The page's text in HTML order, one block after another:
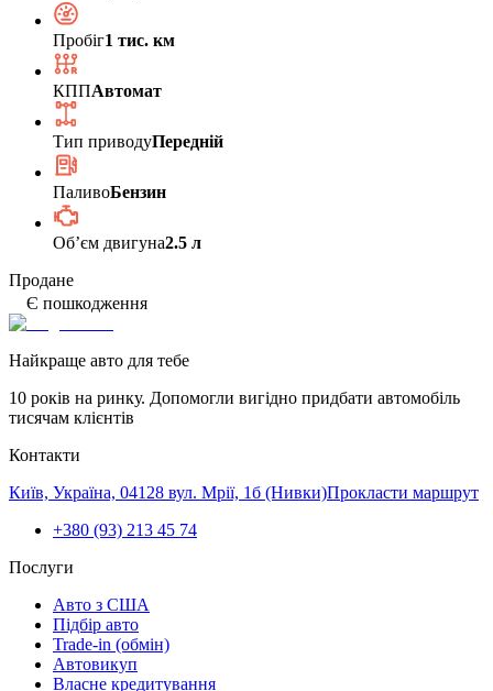
Пробіг1 тис. км
КППАвтомат
Тип приводуПередній
ПаливоБензин
Обʼєм двигуна2.5 л
Продане
Є пошкодження
Найкраще авто для тебе
10 років на ринку. Допомогли вигідно придбати автомобіль
тисячам клієнтів
Контакти
Київ, Україна, 04128 вул. Мрії, 1б (Нивки)Прокласти маршрут
+380 (93) 213 45 74
Послуги
Авто з США
Підбір авто
Trade-in (обмін)
Автовикуп
Власне кредитування